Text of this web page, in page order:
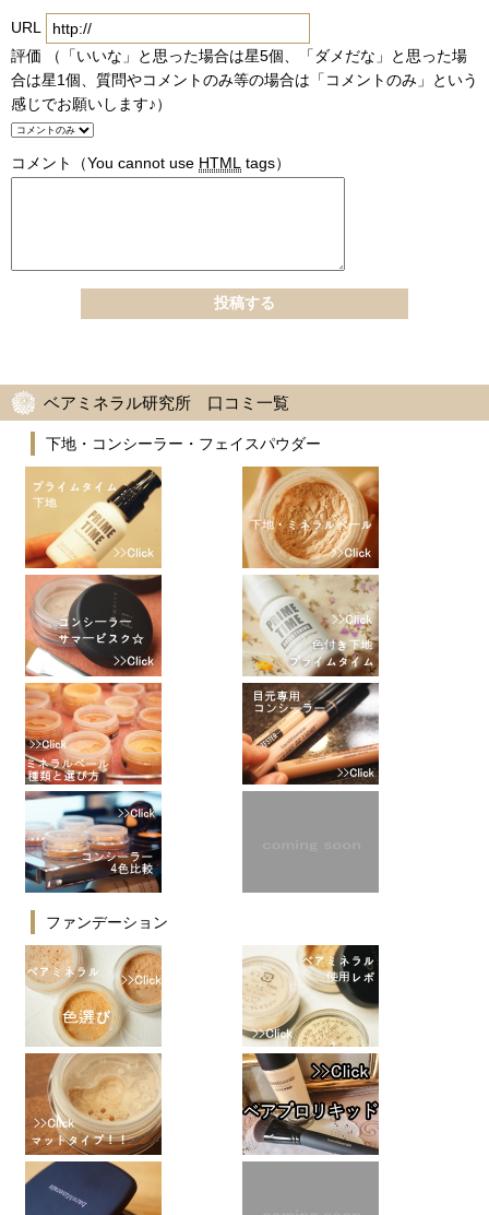
URL
評価 （「いいな」と思った場合は星5個、「ダメだな」と思った場
合は星1個、質問やコメントのみ等の場合は「コメントのみ」という
感じでお願いします♪）
コメント （You cannot use HTML tags）
ベアミネラル研究所 口コミ一覧
下地・コンシーラー・フェイスパウダー
ファンデーション